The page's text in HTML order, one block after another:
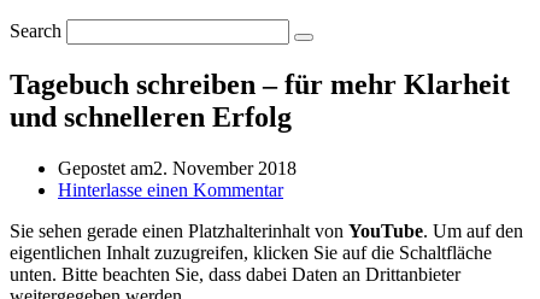
Search
Tagebuch schreiben – für mehr Klarheit
und schnelleren Erfolg
Gepostet am2. November 2018
Hinterlasse einen Kommentar
Sie sehen gerade einen Platzhalterinhalt von YouTube. Um auf den
eigentlichen Inhalt zuzugreifen, klicken Sie auf die Schaltfläche
unten. Bitte beachten Sie, dass dabei Daten an Drittanbieter